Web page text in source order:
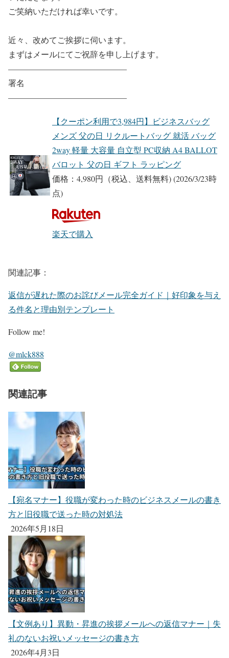
ご笑納いただければ幸いです。
近々、改めてご挨拶に伺います。
まずはメールにてご祝辞を申し上げます。
——————————————–
署名
——————————————–
【クーポン利用で3,984円】ビジネスバッグ
メンズ 父の日 リクルートバッグ 就活 バッグ
2way 軽量 大容量 自立型 PC収納 A4 BALLOT
バロット 父の日 ギフト ラッピング
価格：4,980円（税込、送料無料)(2026/3/23時
点)
楽天で購入
関連記事：
返信が遅れた際のお詫びメール完全ガイド｜好印象を与え
る件名と理由別テンプレート
Follow me!
@mlck888
関連記事
【宛名マナー】役職が変わった時のビジネスメールの書き
方と旧役職で送った時の対処法
2026年5月18日
【文例あり】異動・昇進の挨拶メールへの返信マナー｜失
礼のないお祝いメッセージの書き方
2026年4月3日